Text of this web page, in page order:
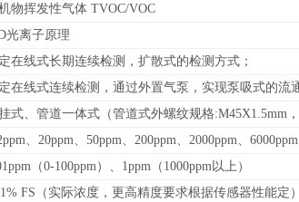
物挥发性气体 TVOC/VOC
光离子原理
在线式长期连续检测，扩散式的检测方式；
在线式连续检测，通过外置气泵，实现泵吸式的流
式、管道一体式（管道式外螺纹规格:M45X1.5mm
、20ppm、50ppm、200ppm、2000ppm、
（0-100ppm）、1ppm（1000ppm以上）
FS（实际浓度，更高精度要求根据传感器性能定）